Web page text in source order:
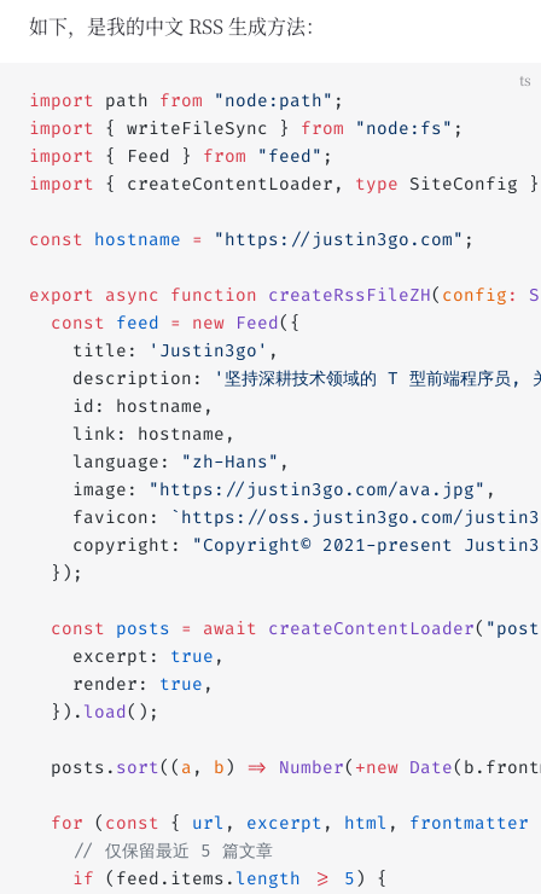
如下，是我的中文 RSS 生成方法：
ts
import path from "node:path" ;
import { writeFileSync } from "node:fs" ;
import { Feed } from "feed" ;
import { createContentLoader, type SiteConfig
const hostname = "https://justin3go.com" ;
export async function createRssFileZH( config :
  const
feed = new Feed({
    title:
'Justin3go' ,
    description:
'坚持深耕技术领域的 T 型前端程序员
    id: hostname,
    link: hostname,
    language:
"zh-Hans" ,
    image:
"https://justin3go.com/ava.jpg" ,
    favicon:
`https://oss.justin3go.com/
    copyright:
"Copyright© 2021-present
  });
  const
posts = await createContentLoader(
    excerpt:
true ,
    render:
true ,
  }).
load();
  posts.
sort(( a , b ) => Number( +new Date
  for
( const { url , excerpt , html , frontmatter
    // 仅保留最近 5 篇文章
    if
(feed.items. length >= 5 ) {